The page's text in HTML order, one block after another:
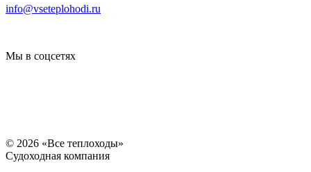
info@vseteplohodi.ru
Мы в соцсетях
© 2026 «Все теплоходы»
Судоходная компания